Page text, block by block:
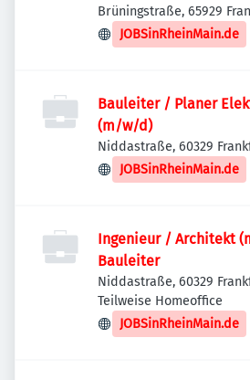
Brüningstraße, 65929
West, Deutschland
JOBSinRheinMain.de
Bauleiter / Planer
(m/w/d)
Niddastraße, 60329
Innenstadt I, Deutschland
JOBSinRheinMain.de
Ingenieur / Architekt
Bauleiter
Niddastraße, 60329
Innenstadt I, Deutschland
Teilweise Homeoffice
JOBSinRheinMain.de